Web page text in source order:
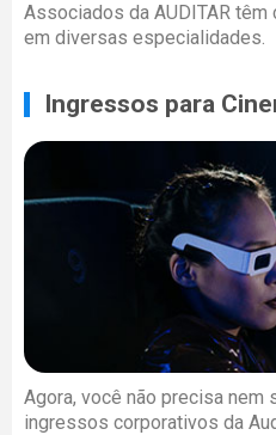
Associados da AUDITAR
em diversas especialidades.
Ingressos para
Agora, você não precisa nem
ingressos corporativos da